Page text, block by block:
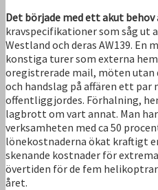
Det började med ett akut behov
kravspecifikationer som såg ut
Westland och deras AW139. En
konstiga turer som externa
oregistrerade mail, möten
och handslag på affären ett par
offentliggjordes. Förhalning,
lagbrott om vart annat. Man
verksamheten med ca 50
lönekostnaderna ökat kraftigt
skenande kostnader för
övertiden för de fem
året.